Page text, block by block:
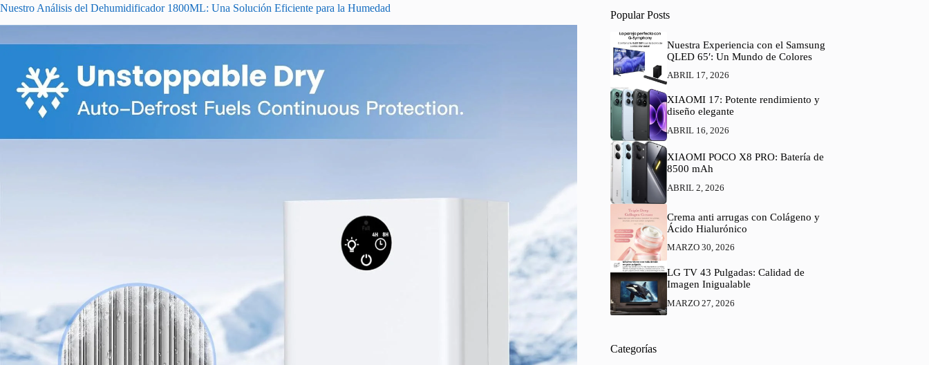
Nuestro Análisis del Dehumidificador 1800ML: Una Solución Eficiente para la Humedad
Popular Posts
Nuestra Experiencia con el Samsung
QLED 65′: Un Mundo de Colores
ABRIL 17, 2026
XIAOMI 17: Potente rendimiento y
diseño elegante
ABRIL 16, 2026
XIAOMI POCO X8 PRO: Batería de
8500 mAh
ABRIL 2, 2026
Crema anti arrugas con Colágeno y
Ácido Hialurónico
MARZO 30, 2026
LG TV 43 Pulgadas: Calidad de
Imagen Inigualable
MARZO 27, 2026
Categorías